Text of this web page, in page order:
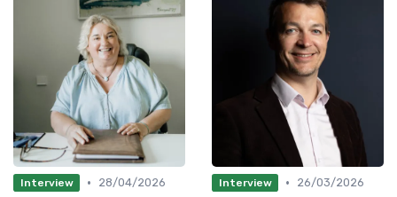
Interview •
28/04/2026
Interview •
26/03/2026